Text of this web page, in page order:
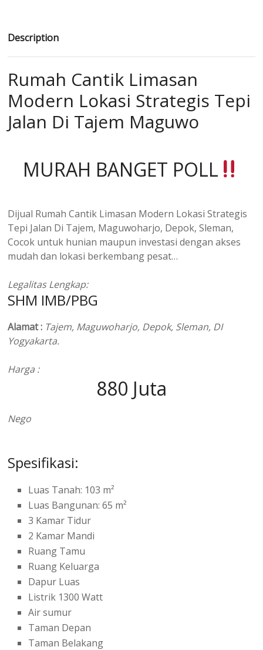
Description
Rumah Cantik Limasan
Modern Lokasi Strategis Tepi
Jalan Di Tajem Maguwo
MURAH BANGET POLL
Dijual Rumah Cantik Limasan Modern Lokasi Strategis
Tepi Jalan Di Tajem, Maguwoharjo, Depok, Sleman,
Cocok untuk hunian maupun investasi dengan akses
mudah dan lokasi berkembang pesat…
Legalitas Lengkap:
SHM IMB/PBG
Alamat : Tajem, Maguwoharjo, Depok, Sleman, DI
Yogyakarta.
Harga :
880 Juta
Nego
Spesifikasi:
Luas Tanah: 103 m²
Luas Bangunan: 65 m²
3 Kamar Tidur
2 Kamar Mandi
Ruang Tamu
Ruang Keluarga
Dapur Luas
Listrik 1300 Watt
Air sumur
Taman Depan
Taman Belakang